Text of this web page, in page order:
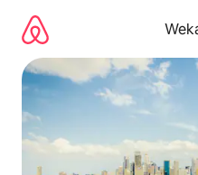
kwenda
kwenye
maudhui